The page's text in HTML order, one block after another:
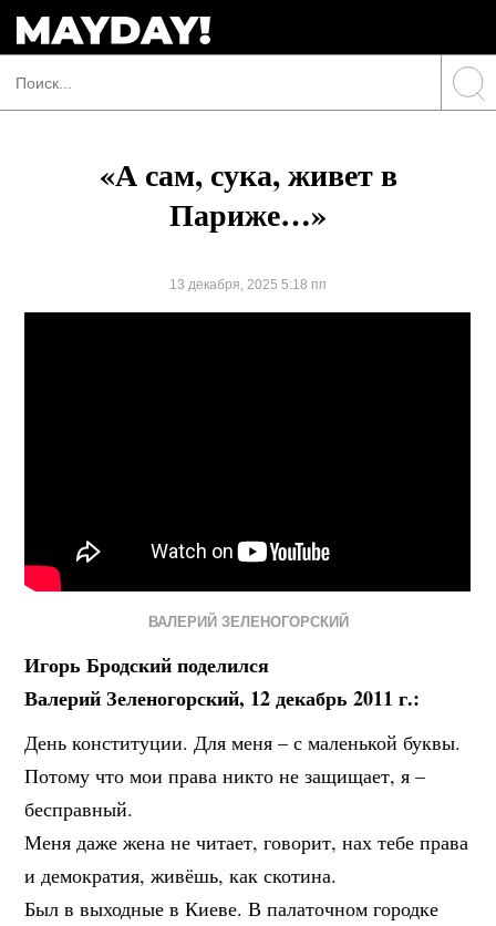
«А сам, сука, живет в
Париже…»
13 декабря, 2025 5:18 пп
ВАЛЕРИЙ ЗЕЛЕНОГОРСКИЙ
Игорь Бродский поделился
Валерий Зеленогорский, 12 декабрь 2011 г.:
День конституции. Для меня – с маленькой буквы.
Потому что мои права никто не защищает, я –
бесправный.
Меня даже жена не читает, говорит, нах тебе права
и демократия, живёшь, как скотина.
Был в выходные в Киеве. В палаточном городке